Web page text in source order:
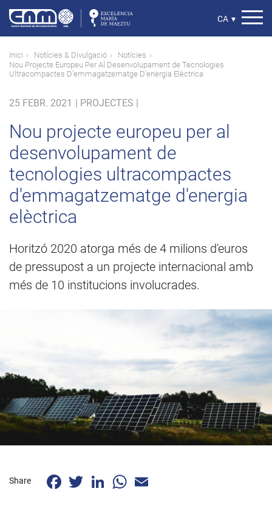
contingut
Select
CA ▾
Fil
d'ariadna
Inici Notícies & Divulgació
Notícies
Nou Projecte Europeu Per Al Desenvolupament de Tecnologies
Ultracompactes D'emmagatzematge D'energia Elèctrica
25 FEBR. 2021 | PROJECTES |
Nou projecte europeu per al
desenvolupament de
tecnologies ultracompactes
d'emmagatzematge d'energia
elèctrica
Horitzó 2020 atorga més de 4 milions d'euros
de pressupost a un projecte internacional amb
més de 10 institucions involucrades.
Share FacebookTwitterLinkedInWhatsApp